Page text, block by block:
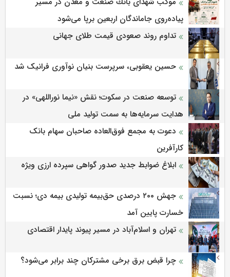
پیاده‌روی جاماندگان اربعین برپا می‌شود
تداوم روند صعودی قیمت طلای جهانی
حسین یعقوبی، سرپرست بنیان نوآوری فرانیک شد
توسعه صنعت در سکوت؛ نقش «نیما نوراللهی» در
هدایت سرمایه‌ها به سمت تولید ملی
دعوت به مجمع فوق‌العاده صاحبان سهام بانک
کارآفرین
ابلاغ ضوابط جدید صدور گواهی سپرده ارزی ویژه
جهش ۲۰۰ درصدی حق‌بیمه تولیدی بیمه دی؛ نسبت
خسارت پایین آمد
تهران و اسلام‌آباد در مسیر پیوند پایدار اقتصادی
چرا قبض برق برخی مشترکان چند برابر می‌شود؟